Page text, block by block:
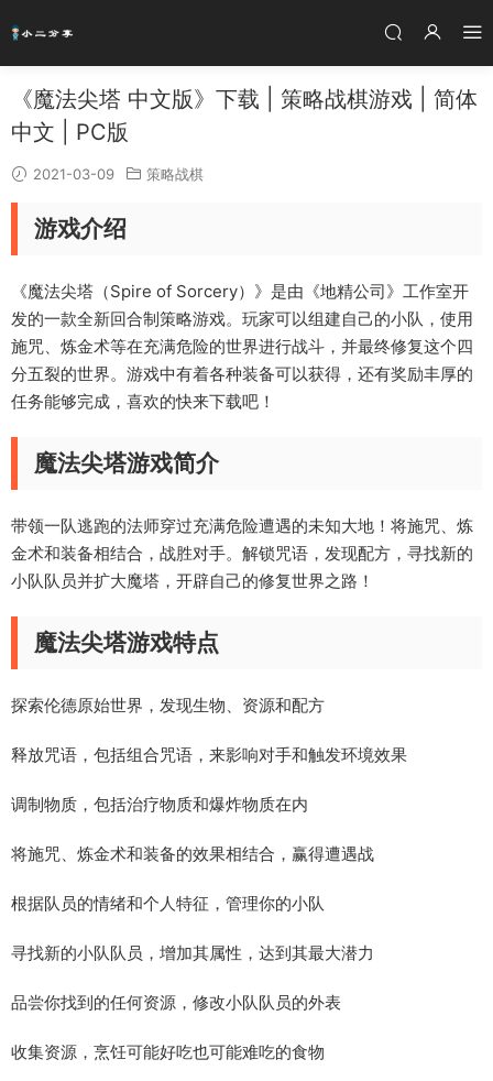
《魔法尖塔 中文版》下载 | 策略战棋游戏 | 简体
中文 | PC版
2021-03-09 策略战棋
游戏介绍
《魔法尖塔（Spire of Sorcery）》是由《地精公司》工作室开
发的一款全新回合制策略游戏。玩家可以组建自己的小队，使用
施咒、炼金术等在充满危险的世界进行战斗，并最终修复这个四
分五裂的世界。游戏中有着各种装备可以获得，还有奖励丰厚的
任务能够完成，喜欢的快来下载吧！
魔法尖塔游戏简介
带领一队逃跑的法师穿过充满危险遭遇的未知大地！将施咒、炼
金术和装备相结合，战胜对手。解锁咒语，发现配方，寻找新的
小队队员并扩大魔塔，开辟自己的修复世界之路！
魔法尖塔游戏特点
探索伦德原始世界，发现生物、资源和配方
释放咒语，包括组合咒语，来影响对手和触发环境效果
调制物质，包括治疗物质和爆炸物质在内
将施咒、炼金术和装备的效果相结合，赢得遭遇战
根据队员的情绪和个人特征，管理你的小队
寻找新的小队队员，增加其属性，达到其最大潜力
品尝你找到的任何资源，修改小队队员的外表
收集资源，烹饪可能好吃也可能难吃的食物